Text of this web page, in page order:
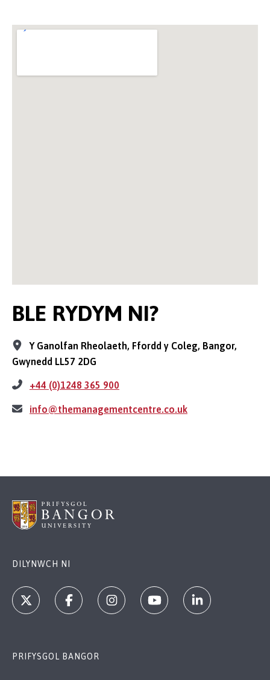
BLE RYDYM NI?
Y Ganolfan Rheolaeth, Ffordd y Coleg, Bangor,
Gwynedd LL57 2DG
+44 (0)1248 365 900
info@themanagementcentre.co.uk
DILYNWCH NI
PRIFYSGOL BANGOR